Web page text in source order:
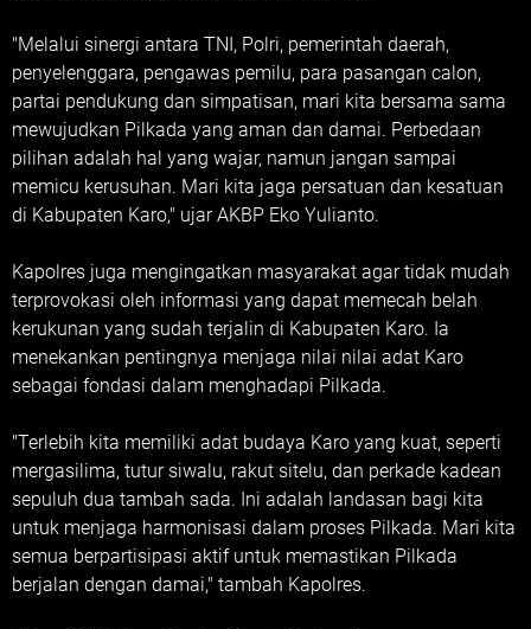
"Melalui sinergi antara TNI, Polri, pemerintah daerah,
penyelenggara, pengawas pemilu, para pasangan calon,
partai pendukung dan simpatisan, mari kita bersama sama
mewujudkan Pilkada yang aman dan damai. Perbedaan
pilihan adalah hal yang wajar, namun jangan sampai
memicu kerusuhan. Mari kita jaga persatuan dan kesatuan
di Kabupaten Karo," ujar AKBP Eko Yulianto.
Kapolres juga mengingatkan masyarakat agar tidak mudah
terprovokasi oleh informasi yang dapat memecah belah
kerukunan yang sudah terjalin di Kabupaten Karo. Ia
menekankan pentingnya menjaga nilai nilai adat Karo
sebagai fondasi dalam menghadapi Pilkada.
"Terlebih kita memiliki adat budaya Karo yang kuat, seperti
mergasilima, tutur siwalu, rakut sitelu, dan perkade kadean
sepuluh dua tambah sada. Ini adalah landasan bagi kita
untuk menjaga harmonisasi dalam proses Pilkada. Mari kita
semua berpartisipasi aktif untuk memastikan Pilkada
berjalan dengan damai," tambah Kapolres.